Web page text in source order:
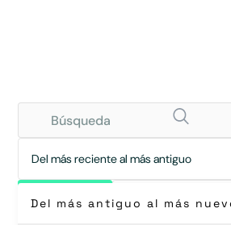
Del más reciente al más antiguo
Del más antiguo al más
Ver Todos Estudios de caso